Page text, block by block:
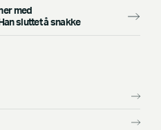
med
sluttet å snakke